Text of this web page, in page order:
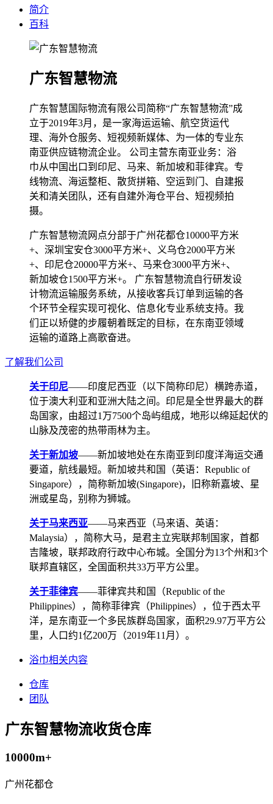
简介
百科
广东智慧物流
广东智慧国际物流有限公司简称“广东智慧物流”成
立于2019年3月，是一家海运运输、航空货运代
理、海外仓服务、短视频新媒体、为一体的专业东
南亚供应链物流企业。 公司主营东南亚业务：浴
巾从中国出口到印尼、马来、新加坡和菲律宾。专
线物流、海运整柜、散货拼箱、空运到门、自建报
关和清关团队，还有自建外海仓平台、短视频拍
摄。
广东智慧物流网点分部于广州花都仓10000平方米
+、深圳宝安仓3000平方米+、义乌仓2000平方米
+、印尼仓20000平方米+、马来仓3000平方米+、
新加坡仓1500平方米+。 广东智慧物流自行研发设
计物流运输服务系统，从接收客兵订单到运输的各
个环节全程实现可视化、信息化专业系统支持。我
们正以矫健的步履朝着既定的目标，在东南亚领域
运输的道路上高歌奋进。
了解我们公司
关于印尼——印度尼西亚（以下简称印尼）横跨赤道，
位于澳大利亚和亚洲大陆之间。印尼是全世界最大的群
岛国家，由超过1万7500个岛屿组成，地形以绵延起伏的
山脉及茂密的热带雨林为主。
关于新加坡——新加坡地处在东南亚到印度洋海运交通
要道，航线最短。新加坡共和国（英语：Republic of
Singapore），简称新加坡(Singapore)，旧称新嘉坡、星
洲或星岛，别称为狮城。
关于马来西亚——马来西亚（马来语、英语：
Malaysia），简称大马，是君主立宪联邦制国家，首都
吉隆坡，联邦政府行政中心布城。全国分为13个州和3个
联邦直辖区，全国面积共33万平方公里。
关于菲律宾——菲律宾共和国（Republic of the
Philippines），简称菲律宾（Philippines），位于西太平
洋，是东南亚一个多民族群岛国家，面积29.97万平方公
里，人口约1亿200万（2019年11月）。
浴巾相关内容
仓库
团队
广东智慧物流收货仓库
10000m+
广州花都仓